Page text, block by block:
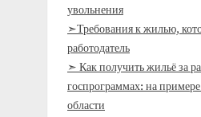
увольнения
➣Требования к жилью,
работодатель
➣ Как получить жильё за
госпрограммах: на
области